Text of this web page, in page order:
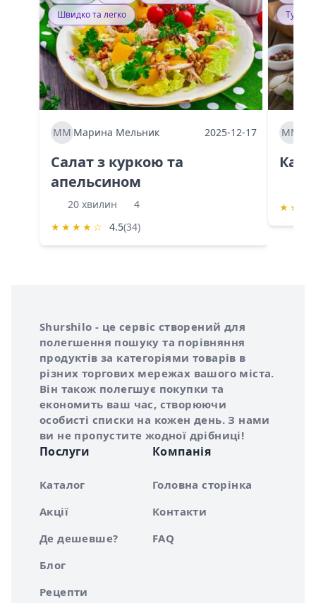
Швидко та легко
ММ Марина Мельник 2025-12-17
Салат з куркою та
апельсином
20 хвилин
4
★ ★ ★ ★ ☆ 4.5(34)
ММ
★ ★
Про сервіс Shurshilo
Shurshilo - це сервіс створений для
полегшення пошуку та порівняння
продуктів за категоріями товарів в
різних торгових мережах вашого міста.
Він також полегшує покупки та
економить ваш час, створюючи
особисті списки на кожен день. З нами
ви не пропустите жодної дрібниці!
Послуги
Каталог
Акції
Де дешевше?
Блог
Рецепти
Компанія
Головна сторінка
Контакти
FAQ